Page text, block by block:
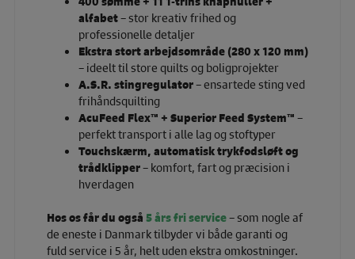
alfabet– stor kreativ frihed og
professionelle detaljer
Ekstra stort arbejdsområde (280 x 120 mm)
– ideelt til store quilts og boligprojekter
A.S.R. stingregulator– ensartede sting ved
frihåndsquilting
AcuFeed Flex™ + Superior Feed System™ –
perfekt transport i alle lag og stoftyper
Touchskærm, automatisk trykfodsløft og
trådklipper– komfort, fart og præcision i
hverdagen
Hos os får du også 5 års fri service– som nogle af
de eneste i Danmark tilbyder vi både garanti og
fuld service i 5 år, helt uden ekstra omkostninger.